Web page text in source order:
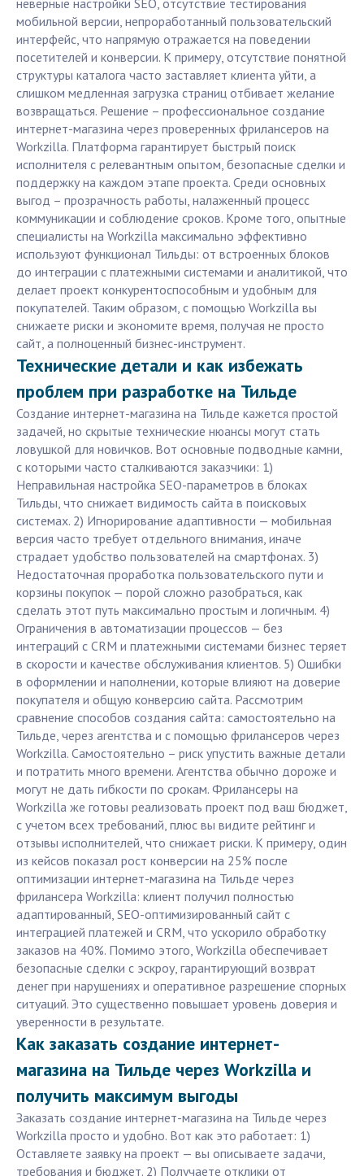
неверные настройки SEO, отсутствие тестирования
мобильной версии, непроработанный пользовательский
интерфейс, что напрямую отражается на поведении
посетителей и конверсии. К примеру, отсутствие понятной
структуры каталога часто заставляет клиента уйти, а
слишком медленная загрузка страниц отбивает желание
возвращаться. Решение – профессиональное создание
интернет-магазина через проверенных фрилансеров на
Workzilla. Платформа гарантирует быстрый поиск
исполнителя с релевантным опытом, безопасные сделки и
поддержку на каждом этапе проекта. Среди основных
выгод – прозрачность работы, налаженный процесс
коммуникации и соблюдение сроков. Кроме того, опытные
специалисты на Workzilla максимально эффективно
используют функционал Тильды: от встроенных блоков
до интеграции с платежными системами и аналитикой, что
делает проект конкурентоспособным и удобным для
покупателей. Таким образом, с помощью Workzilla вы
снижаете риски и экономите время, получая не просто
сайт, а полноценный бизнес-инструмент.
Технические детали и как избежать
проблем при разработке на Тильде
Создание интернет-магазина на Тильде кажется простой
задачей, но скрытые технические нюансы могут стать
ловушкой для новичков. Вот основные подводные камни,
с которыми часто сталкиваются заказчики: 1)
Неправильная настройка SEO-параметров в блоках
Тильды, что снижает видимость сайта в поисковых
системах. 2) Игнорирование адаптивности — мобильная
версия часто требует отдельного внимания, иначе
страдает удобство пользователей на смартфонах. 3)
Недостаточная проработка пользовательского пути и
корзины покупок — порой сложно разобраться, как
сделать этот путь максимально простым и логичным. 4)
Ограничения в автоматизации процессов — без
интеграций с CRM и платежными системами бизнес теряет
в скорости и качестве обслуживания клиентов. 5) Ошибки
в оформлении и наполнении, которые влияют на доверие
покупателя и общую конверсию сайта. Рассмотрим
сравнение способов создания сайта: самостоятельно на
Тильде, через агентства и с помощью фрилансеров через
Workzilla. Самостоятельно – риск упустить важные детали
и потратить много времени. Агентства обычно дороже и
могут не дать гибкости по срокам. Фрилансеры на
Workzilla же готовы реализовать проект под ваш бюджет,
с учетом всех требований, плюс вы видите рейтинг и
отзывы исполнителей, что снижает риски. К примеру, один
из кейсов показал рост конверсии на 25% после
оптимизации интернет-магазина на Тильде через
фрилансера Workzilla: клиент получил полностью
адаптированный, SEO-оптимизированный сайт с
интеграцией платежей и CRM, что ускорило обработку
заказов на 40%. Помимо этого, Workzilla обеспечивает
безопасные сделки с эскроу, гарантирующий возврат
денег при нарушениях и оперативное разрешение спорных
ситуаций. Это существенно повышает уровень доверия и
уверенности в результате.
Как заказать создание интернет-
магазина на Тильде через Workzilla и
получить максимум выгоды
Заказать создание интернет-магазина на Тильде через
Workzilla просто и удобно. Вот как это работает: 1)
Оставляете заявку на проект — вы описываете задачи,
требования и бюджет. 2) Получаете отклики от